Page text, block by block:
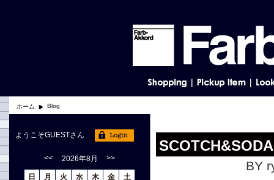
ホーム Blog
BY
ようこそGUESTさん
<< 2026年8月 >>
日 月 火 水 木 金
土